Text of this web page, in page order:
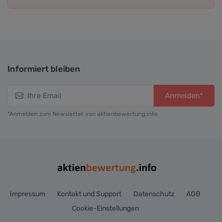
Informiert bleiben
Anmelden*
*Anmelden zum Newsletter von aktienbewertung.info
Impressum Kontakt und Support Datenschutz
AGB
Cookie-Einstellungen